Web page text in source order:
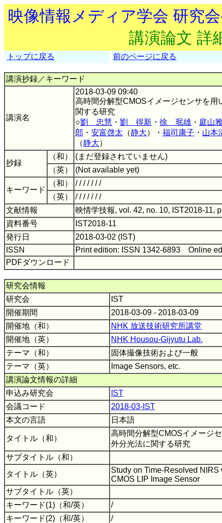
映像情報メディア学会 研究
講演論文 詳
トップに戻る 前のページに戻る
講演抄録／キーワード
講演名
2018-03-09 09:40
高時間分解型CMOSイメージセンサを用
関する研究
○劉 忠慧 ・ 劉 得新 ・ 徐 珉雄 ・ 庭山
郎 ・ 安富啓太 （静大）・ 福司康子 ・ 山本
（静大）
抄録
（和）
(まだ登録されていません)
（英）
(Not available yet)
キーワード
（和）
/ / / / / / /
（英）
/ / / / / / /
文献情報
映情学技報, vol. 42, no. 10, IST2018-11,
資料番号
IST2018-11
発行日
2018-03-02 (IST)
ISSN
Print edition: ISSN 1342-6893 Online
PDFダウンロード
研究会情報
研究会
IST
開催期間
2018-03-09 - 2018-03-09
開催地（和）
NHK 放送技術研究所講堂
開催地（英）
NHK Housou-Gijyutu Lab.
テーマ（和）
固体撮像技術および一般
テーマ（英）
Image Sensors, etc.
講演論文情報の詳細
申込み研究会
IST
会議コード
2018-03-IST
本文の言語
日本語
タイトル（和）
高時間分解型CMOSイメージ
外分光法に関する研究
サブタイトル（和）
タイトル（英）
Study on Time-Resolved
CMOS LIP Image Sensor
サブタイトル（英）
キーワード(1)（和/英）
/
キーワード(2)（和/英）
/